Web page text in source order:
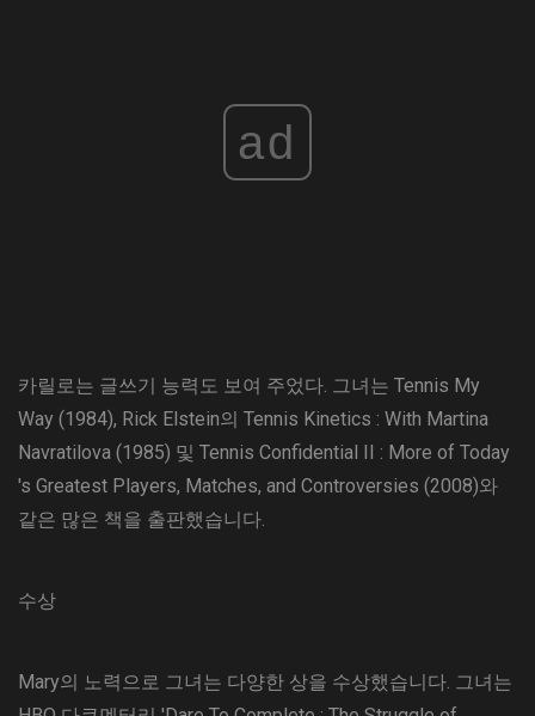
ad
카릴로는 글쓰기 능력도 보여 주었다. 그녀는 Tennis My
Way (1984), Rick Elstein의 Tennis Kinetics : With Martina
Navratilova (1985) 및 Tennis Confidential II : More of Today
's Greatest Players, Matches, and Controversies (2008)와
같은 많은 책을 출판했습니다.
수상
Mary의 노력으로 그녀는 다양한 상을 수상했습니다. 그녀는